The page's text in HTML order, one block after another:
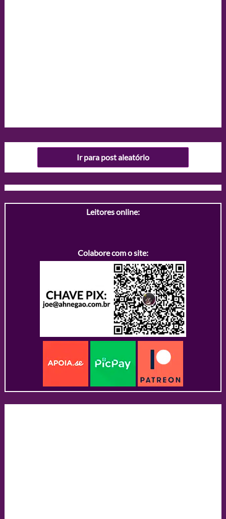
Ir para post aleatório
Leitores online:
Colabore com o site: